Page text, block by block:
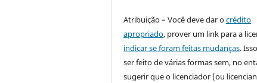
Atribuição – Você deve dar ocrédito
apropriado, prover um link para a
indicar se foram feitas mudanças.
ser feito de várias formas sem, no
sugerir que o licenciador (ou